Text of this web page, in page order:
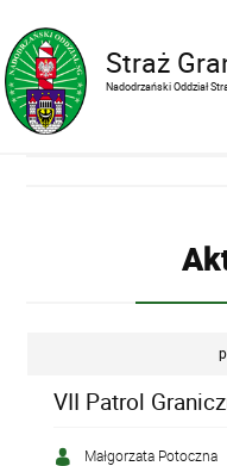
Straż
Nadodrzański Oddział
VII Patrol
Małgorzata Potoczna